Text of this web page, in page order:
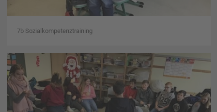
7b Sozialkompetenztraining